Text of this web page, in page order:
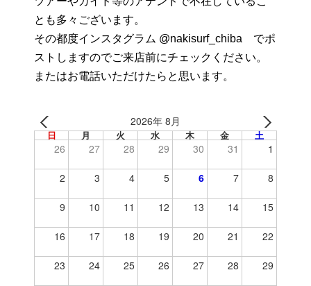
とも多々ございます。
その都度インスタグラム @nakisurf_chiba でポ
ストしますのでご来店前にチェックください。
またはお電話いただけたらと思います。
2026年 8月
日 月 火 水 木 金 土
26 27 28 29 30 31 1
2 3 4 5 6 7 8
9 10 11 12 13 14 15
16 17 18 19 20 21 22
23 24 25 26 27 28 29